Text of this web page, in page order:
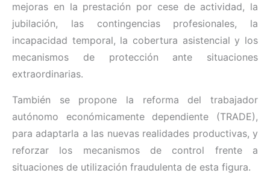
mejoras en la prestación por cese de actividad, la
jubilación, las contingencias profesionales, la
incapacidad temporal, la cobertura asistencial y los
mecanismos de protección ante situaciones
extraordinarias.
También se propone la reforma del trabajador
autónomo económicamente dependiente (TRADE),
para adaptarla a las nuevas realidades productivas, y
reforzar los mecanismos de control frente a
situaciones de utilización fraudulenta de esta figura.